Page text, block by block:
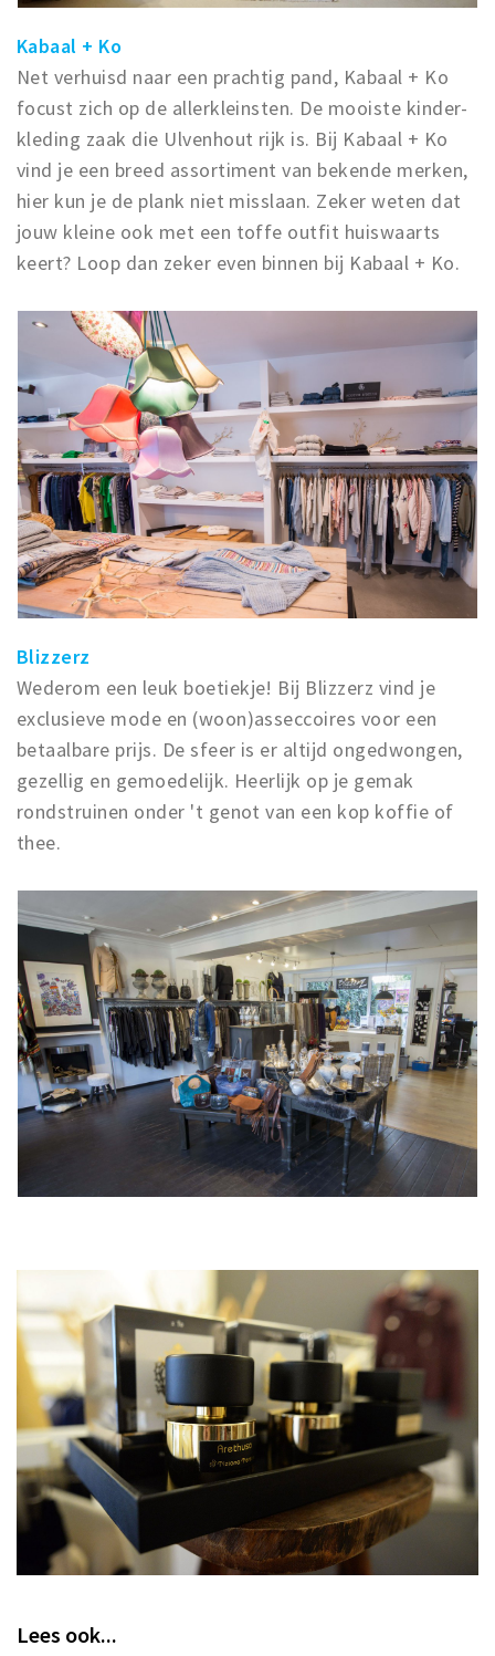
Kabaal + Ko
Net verhuisd naar een prachtig pand, Kabaal + Ko
focust zich op de allerkleinsten. De mooiste kinder-
kleding zaak die Ulvenhout rijk is. Bij Kabaal + Ko
vind je een breed assortiment van bekende merken,
hier kun je de plank niet misslaan. Zeker weten dat
jouw kleine ook met een toffe outfit huiswaarts
keert? Loop dan zeker even binnen bij Kabaal + Ko.
Blizzerz
Wederom een leuk boetiekje! Bij Blizzerz vind je
exclusieve mode en (woon)asseccoires voor een
betaalbare prijs. De sfeer is er altijd ongedwongen,
gezellig en gemoedelijk. Heerlijk op je gemak
rondstruinen onder 't genot van een kop koffie of
thee.
Lees ook...